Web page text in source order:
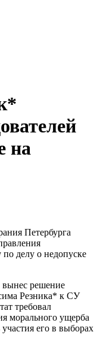
на
Петербурга
по делу о недопуске
вынес решение
Резника* к СУ
требовал
морального ущерба
его в выборах